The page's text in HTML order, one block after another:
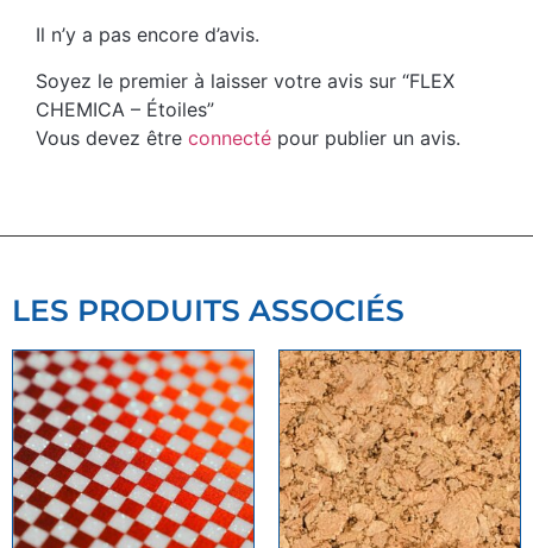
Il n’y a pas encore d’avis.
Soyez le premier à laisser votre avis sur “FLEX
CHEMICA – Étoiles”
Vous devez être connecté pour publier un avis.
LES PRODUITS ASSOCIÉS